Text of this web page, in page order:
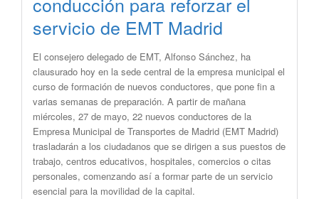
servicio de EMT Madrid
El consejero delegado de EMT, Alfonso Sánchez, ha
clausurado hoy en la sede central de la empresa municipal el
curso de formación de nuevos conductores, que pone fin a
varias semanas de preparación. A partir de mañana
miércoles, 27 de mayo, 22 nuevos conductores de la
Empresa Municipal de Transportes de Madrid (EMT Madrid)
trasladarán a los ciudadanos que se dirigen a sus puestos de
trabajo, centros educativos, hospitales, comercios o citas
personales, comenzando así a formar parte de un servicio
esencial para la movilidad de la capital.